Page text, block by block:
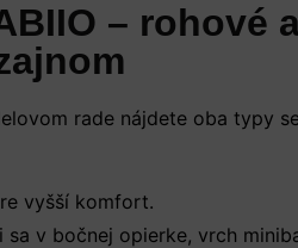
– rohové
rade nájdete oba typy
vyšší komfort.
sa v bočnej opierke, vrch